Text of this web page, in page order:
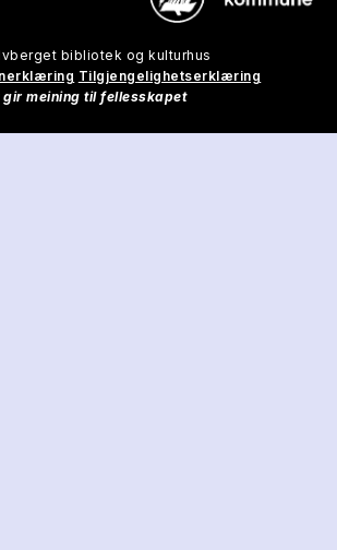
bibliotek og kulturhus
Tilgjengelighetserklæring
gir meining til fellesskapet